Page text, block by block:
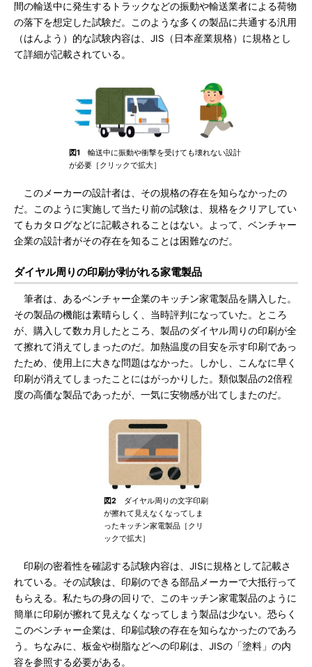
間の輸送中に発生するトラックなどの振動や輸送業者による荷物
の落下を想定した試験だ。このような多くの製品に共通する汎用
（はんよう）的な試験内容は、JIS（日本産業規格）に規格とし
て詳細が記載されている。
図1 輸送中に振動や衝撃を受けても壊れない設計
が必要［クリックで拡大］
このメーカーの設計者は、その規格の存在を知らなかったの
だ。このように実施して当たり前の試験は、規格をクリアしてい
てもカタログなどに記載されることはない。よって、ベンチャー
企業の設計者がその存在を知ることは困難なのだ。
ダイヤル周りの印刷が剥がれる家電製品
筆者は、あるベンチャー企業のキッチン家電製品を購入した。
その製品の機能は素晴らしく、当時評判になっていた。ところ
が、購入して数カ月したところ、製品のダイヤル周りの印刷が全
て擦れて消えてしまったのだ。加熱温度の目安を示す印刷であっ
たため、使用上に大きな問題はなかった。しかし、こんなに早く
印刷が消えてしまったことにはがっかりした。類似製品の2倍程
度の高価な製品であったが、一気に安物感が出てしまたのだ。
図2 ダイヤル周りの文字印刷
が擦れて見えなくなってしま
ったキッチン家電製品［クリ
ックで拡大］
印刷の密着性を確認する試験内容は、JISに規格として記載さ
れている。その試験は、印刷のできる部品メーカーで大抵行って
もらえる。私たちの身の回りで、このキッチン家電製品のように
簡単に印刷が擦れて見えなくなってしまう製品は少ない。恐らく
このベンチャー企業は、印刷試験の存在を知らなかったのであろ
う。ちなみに、板金や樹脂などへの印刷は、JISの「塗料」の内
容を参照する必要がある。